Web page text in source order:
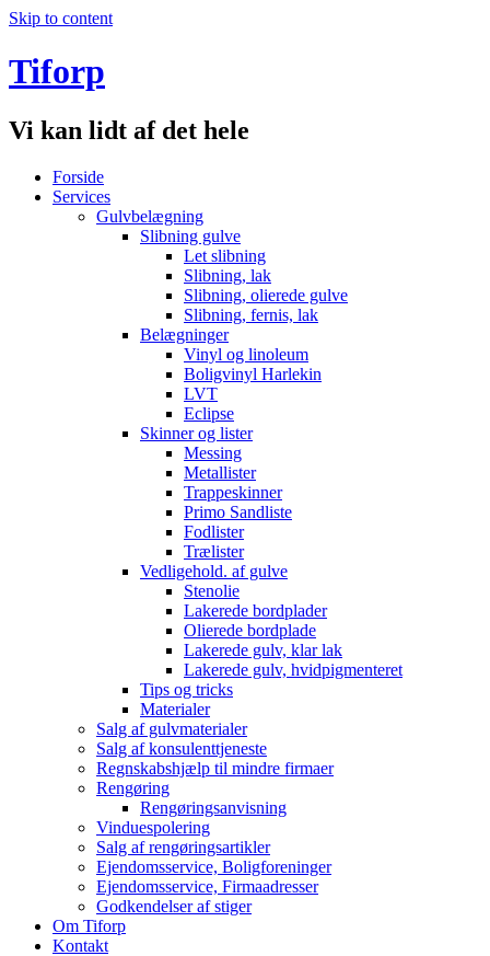
Skip to content
Tiforp
Vi kan lidt af det hele
Forside
Services
Gulvbelægning
Slibning gulve
Let slibning
Slibning, lak
Slibning, olierede gulve
Slibning, fernis, lak
Belægninger
Vinyl og linoleum
Boligvinyl Harlekin
LVT
Eclipse
Skinner og lister
Messing
Metallister
Trappeskinner
Primo Sandliste
Fodlister
Trælister
Vedligehold. af gulve
Stenolie
Lakerede bordplader
Olierede bordplade
Lakerede gulv, klar lak
Lakerede gulv, hvidpigmenteret
Tips og tricks
Materialer
Salg af gulvmaterialer
Salg af konsulenttjeneste
Regnskabshjælp til mindre firmaer
Rengøring
Rengøringsanvisning
Vinduespolering
Salg af rengøringsartikler
Ejendomsservice, Boligforeninger
Ejendomsservice, Firmaadresser
Godkendelser af stiger
Om Tiforp
Kontakt